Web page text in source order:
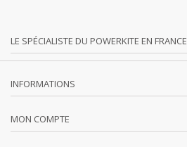
LE SPÉCIALISTE DU POWERKITE EN FRANCE
INFORMATIONS
MON COMPTE